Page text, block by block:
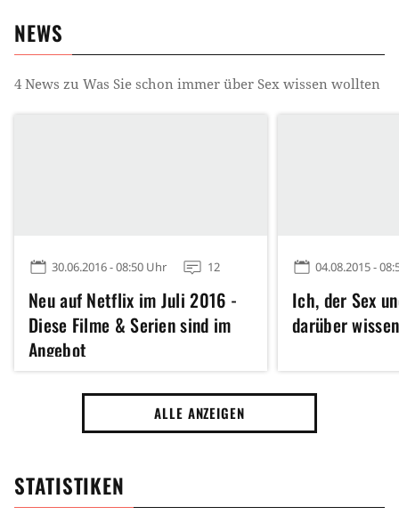
NEWS
4 News zu Was Sie schon immer über Sex wissen wollten
30.06.2016 - 08:50 Uhr 12
Neu auf Netflix im Juli 2016 -
Diese Filme & Serien sind im
Angebot
04.08.2015 -
Ich, der Sex
darüber
ALLE ANZEIGEN
STATISTIKEN